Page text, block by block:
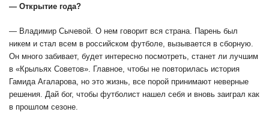
— Открытие года?
— Владимир Сычевой. О нем говорит вся страна. Парень был
никем и стал всем в российском футболе, вызывается в сборную.
Он много забивает, будет интересно посмотреть, станет ли лучшим
в «Крыльях Советов». Главное, чтобы не повторилась история
Гамида Агаларова, но это жизнь, все порой принимают неверные
решения. Дай бог, чтобы футболист нашел себя и вновь заиграл как
в прошлом сезоне.